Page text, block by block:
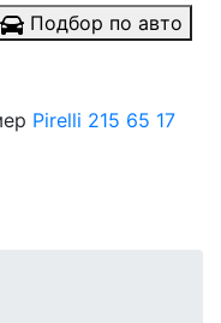
Подбор по авто
Pirelli 215 65 17